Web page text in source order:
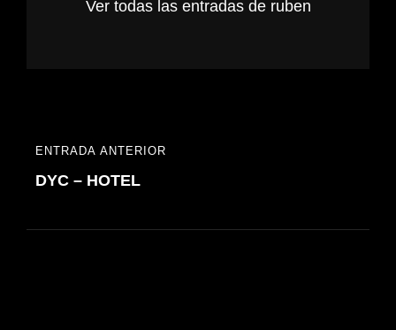
Ver todas las entradas de ruben
Navegación
de
ENTRADA
ANTERIOR
ENTRADA ANTERIOR
DYC – HOTEL